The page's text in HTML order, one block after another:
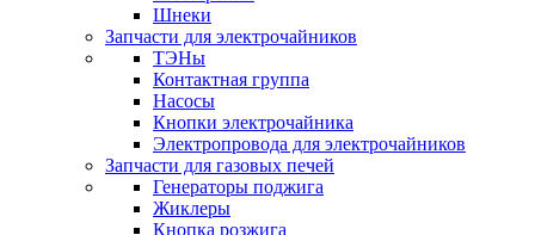
Шнеки
Запчасти для электрочайников
ТЭНы
Контактная группа
Насосы
Кнопки электрочайника
Электропровода для электрочайников
Запчасти для газовых печей
Генераторы поджига
Жиклеры
Кнопка розжига